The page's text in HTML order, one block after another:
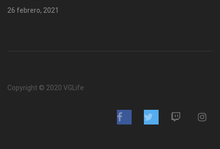
26 febrero, 2021
Copyright © 2020 VGLife